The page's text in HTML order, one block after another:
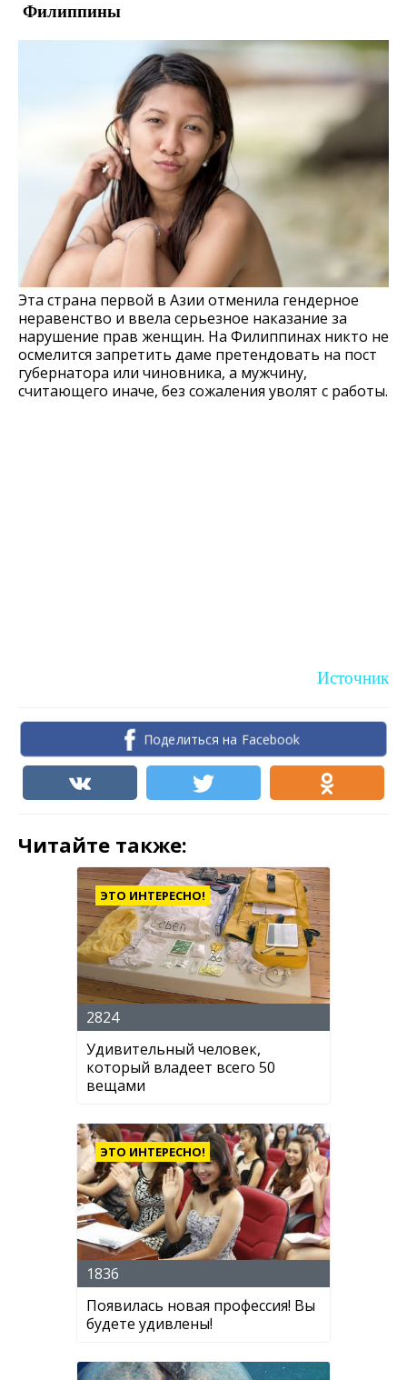
Филиппины
Эта страна первой в Азии отменила гендерное
неравенство и ввела серьезное наказание за
нарушение прав женщин. На Филиппинах никто не
осмелится запретить даме претендовать на пост
губернатора или чиновника, а мужчину,
считающего иначе, без сожаления уволят с работы.
Источник
Поделиться на Facebook
Читайте также:
ЭТО ИНТЕРЕСНО!
2824
Удивительный человек,
который владеет всего 50
вещами
ЭТО ИНТЕРЕСНО!
1836
Появилась новая профессия! Вы
будете удивлены!